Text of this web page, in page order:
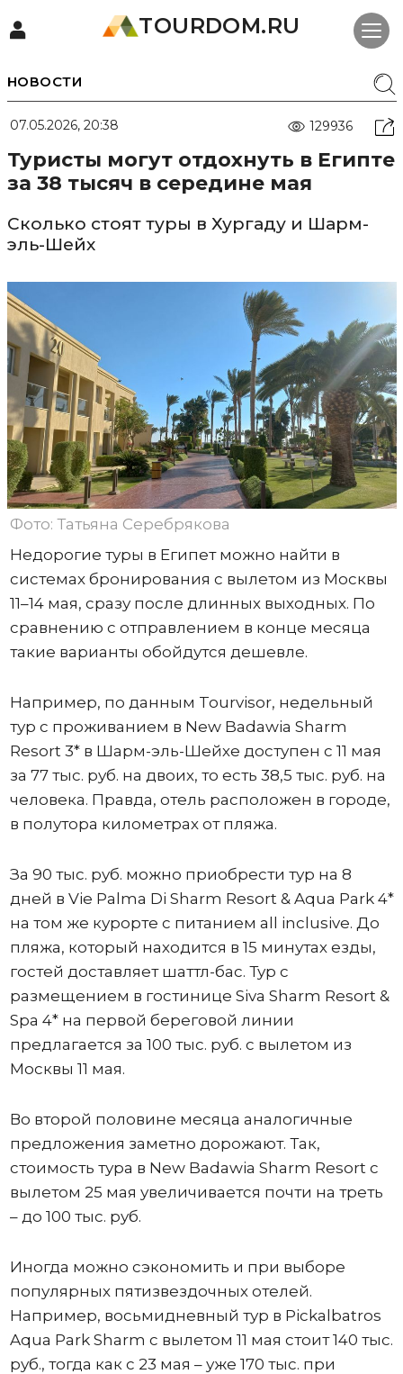
TOURDOM.RU
НОВОСТИ
07.05.2026, 20:38 129936
Туристы могут отдохнуть в Египте
за 38 тысяч в середине мая
Сколько стоят туры в Хургаду и Шарм-
эль-Шейх
Фото: Татьяна Серебрякова
Недорогие туры в Египет можно найти в
системах бронирования с вылетом из Москвы
11–14 мая, сразу после длинных выходных. По
сравнению с отправлением в конце месяца
такие варианты обойдутся дешевле.
Например, по данным Tourvisor, недельный
тур с проживанием в New Badawia Sharm
Resort 3* в Шарм-эль-Шейхе доступен с 11 мая
за 77 тыс. руб. на двоих, то есть 38,5 тыс. руб. на
человека. Правда, отель расположен в городе,
в полутора километрах от пляжа.
За 90 тыс. руб. можно приобрести тур на 8
дней в Vie Palma Di Sharm Resort & Aqua Park 4*
на том же курорте с питанием all inclusive. До
пляжа, который находится в 15 минутах езды,
гостей доставляет шаттл-бас. Тур с
размещением в гостинице Siva Sharm Resort &
Spa 4* на первой береговой линии
предлагается за 100 тыс. руб. с вылетом из
Москвы 11 мая.
Во второй половине месяца аналогичные
предложения заметно дорожают. Так,
стоимость тура в New Badawia Sharm Resort с
вылетом 25 мая увеличивается почти на треть
– до 100 тыс. руб.
Иногда можно сэкономить и при выборе
популярных пятизвездочных отелей.
Например, восьмидневный тур в Pickalbatros
Aqua Park Sharm с вылетом 11 мая стоит 140 тыс.
руб., тогда как с 23 мая – уже 170 тыс. при